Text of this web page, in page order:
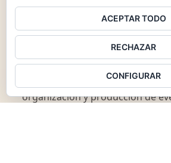
música en
Lo que empezó centrado en el
evolucionado hasta convertirse en
conciertos a nivel nacional,
profesionales especializados
organización y producción de
ACEPTAR TODO
RECHAZAR
CONFIGURAR